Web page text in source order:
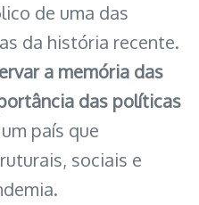
de uma das
da história recente.
a memória das
das políticas
país que
sociais e